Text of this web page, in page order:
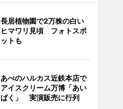
長居植物園で2万株の白い
ヒマワリ見頃 フォトスポ
ットも
あべのハルカス近鉄本店で
アイスクリーム万博「あい
ぱく」 実演販売に行列